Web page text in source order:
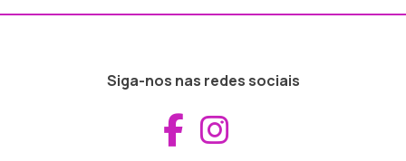
Siga-nos nas redes sociais
Aceder ao